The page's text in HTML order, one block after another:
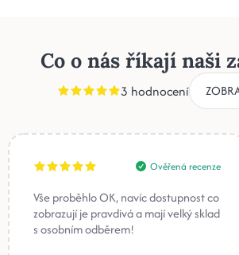
Co o nás říkají naši
3 hodnocení
Ověřená recenze
Vše proběhlo OK, navíc dostupnost co
zobrazují je pravdivá a mají velký sklad
s osobním odběrem!